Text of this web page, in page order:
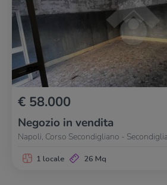
€ 58.000
Negozio in vendita
Napoli, Corso Secondigliano -
1 locale 26 Mq